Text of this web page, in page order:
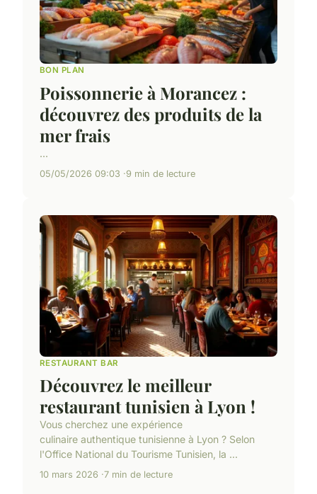
BON PLAN
Poissonnerie à Morancez :
découvrez des produits de la
mer frais
...
05/05/2026 09:03 9 min de lecture
RESTAURANT BAR
Découvrez le meilleur
restaurant tunisien à Lyon !
Vous cherchez une expérience
culinaire authentique tunisienne à Lyon ? Selon
l'Office National du Tourisme Tunisien, la ...
10 mars 2026 7 min de lecture